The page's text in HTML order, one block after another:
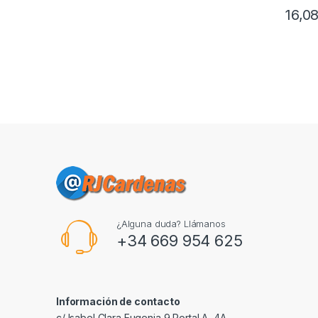
¿Alguna duda? Llámanos
+34 669 954 625
Información de contacto